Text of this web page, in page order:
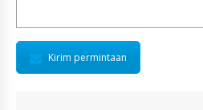
Kirim permintaan